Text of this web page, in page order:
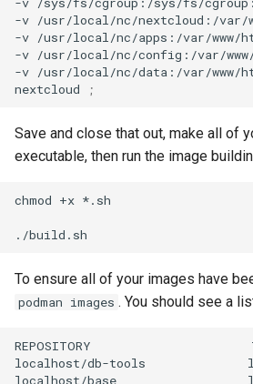
-v /usr/local/nc/nextcloud:/var/
-v /usr/local/nc/apps:/var/www/
-v /usr/local/nc/config:/var/
-v /usr/local/nc/data:/var/www/
nextcloud
;
Save and close that out, make all of
executable, then run the image
chmod +x *.sh
To ensure all of your images have
podman images . You should see a
REPOSITORY
localhost/db-tools
localhost/base